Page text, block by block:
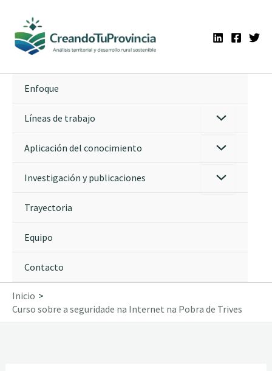
contenido
Enfoque
Líneas de trabajo
Aplicación del conocimiento
Investigación y publicaciones
Trayectoria
Equipo
Contacto
Inicio
Curso sobre a seguridade na Internet na Pobra de Trives